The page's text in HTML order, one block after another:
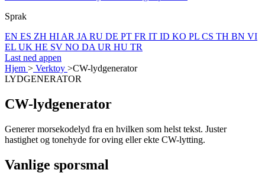
Sprak
EN ES ZH HI AR JA RU DE PT FR IT ID KO PL CS TH BN VI
EL UK HE SV NO DA UR HU TR
Last ned appen
Hjem > Verktoy >CW-lydgenerator
LYDGENERATOR
CW-lydgenerator
Generer morsekodelyd fra en hvilken som helst tekst. Juster
hastighet og tonehyde for oving eller ekte CW-lytting.
Vanlige sporsmal